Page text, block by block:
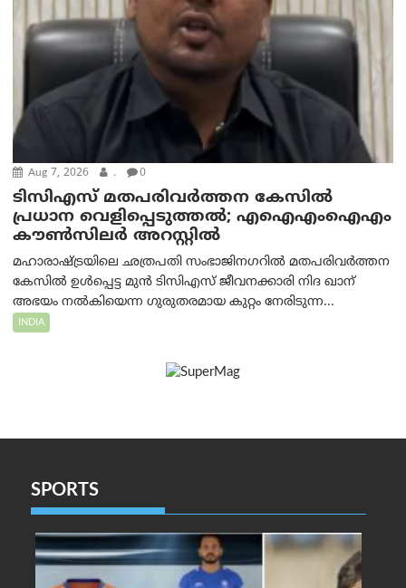
Aug 7, 2026 . 0
ടിസിഎസ് മതപരിവർത്തന കേസിൽ
പ്രധാന വെളിപ്പെടുത്തൽ; എഐഎംഐഎം
കൗൺസിലർ അറസ്റ്റിൽ
മഹാരാഷ്ട്രയിലെ ഛത്രപതി സംഭാജിനഗറിൽ മതപരിവർത്തന
കേസിൽ ഉൾപ്പെട്ട മുൻ ടിസിഎസ് ജീവനക്കാരി നിദ ഖാന്
അഭയം നൽകിയെന്ന ഗുരുതരമായ കുറ്റം നേരിടുന്ന...
INDIA
SPORTS